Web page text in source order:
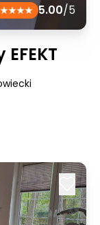
5.00/5